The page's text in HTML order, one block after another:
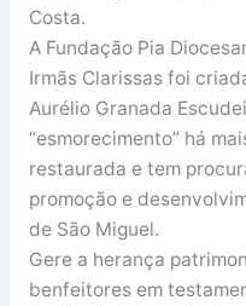
Costa.
A Fundação Pia
Irmãs Clarissas foi
Aurélio Granada
“esmorecimento” há
restaurada e tem
promoção e
de São Miguel.
Gere a herança
benfeitores em